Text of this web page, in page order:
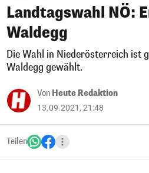
Landtagswahl NÖ:
Waldegg
Die Wahl in Niederösterreich ist
Waldegg gewählt.
Von Heute Redaktion
13.09.2021, 21:48
Teilen